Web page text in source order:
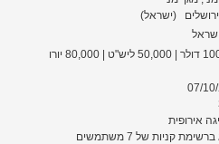
(ישראל)
ישראל
| 80,000 יורו
07/
אירופית
קניות של 7 משתמשים